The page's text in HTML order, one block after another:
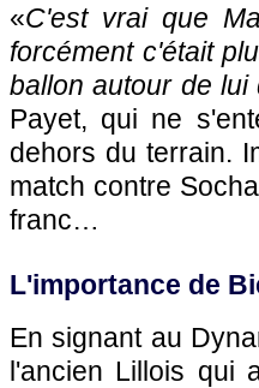
«C'est vrai que
forcément c'était
ballon autour de
Payet, qui ne
dehors du terrain.
match contre
franc…
L'importance de
En signant au
l'ancien Lillois qui